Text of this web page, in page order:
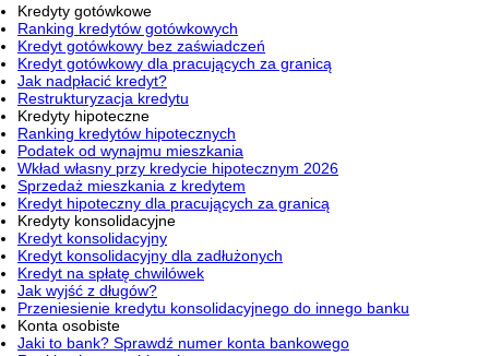
Kredyty gotówkowe
Ranking kredytów gotówkowych
Kredyt gotówkowy bez zaświadczeń
Kredyt gotówkowy dla pracujących za granicą
Jak nadpłacić kredyt?
Restrukturyzacja kredytu
Kredyty hipoteczne
Ranking kredytów hipotecznych
Podatek od wynajmu mieszkania
Wkład własny przy kredycie hipotecznym 2026
Sprzedaż mieszkania z kredytem
Kredyt hipoteczny dla pracujących za granicą
Kredyty konsolidacyjne
Kredyt konsolidacyjny
Kredyt konsolidacyjny dla zadłużonych
Kredyt na spłatę chwilówek
Jak wyjść z długów?
Przeniesienie kredytu konsolidacyjnego do innego banku
Konta osobiste
Jaki to bank? Sprawdź numer konta bankowego